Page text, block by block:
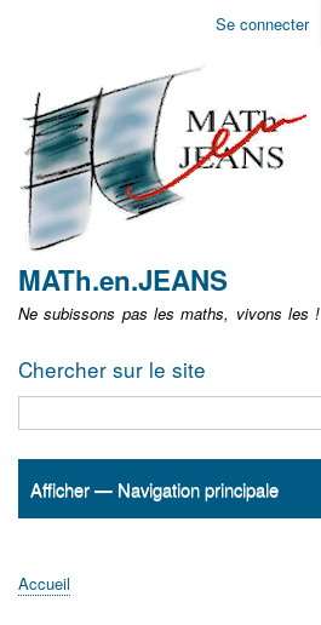
Aller
non
identifié
Se connecter
MATh.en.JEANS
Ne subissons pas les maths, vivons les !
Chercher sur le site
Navigation
Afficher — Navigation principale
Accueil
ActualitésMATh.en.JEANS ?
Régions et Ateliers
Créer, gérer un atelier
Sujets/Publications
Congrès
Accueil